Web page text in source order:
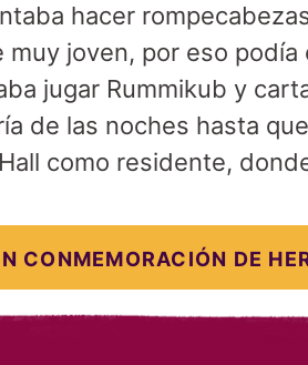
hacer
muy joven, por eso
jugar Rummikub y
de las noches hasta
como residente,
CONMEMORACIÓN DE